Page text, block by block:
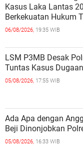
Kasus Laka Lantas
Berkekuatan Hukum
06/08/2026, 19:35 WIB
LSM P3MB Desak
Tuntas Kasus
05/08/2026, 17:55 WIB
Ada Apa dengan
Beji Dinonjobkan
05/08/2026, 16:33 WIB